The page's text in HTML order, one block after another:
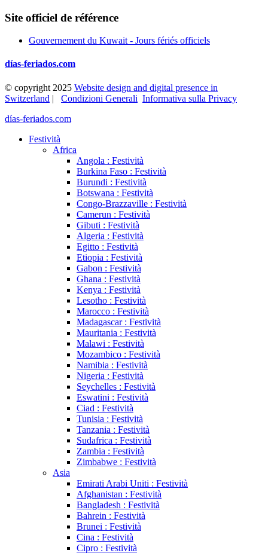
Site officiel de référence
Gouvernement du Kuwait - Jours fériés officiels
días-feriados.com
© copyright 2025 Website design and digital presence in
Switzerland | Condizioni Generali Informativa sulla Privacy
días-feriados.com
Festività
Africa
Angola : Festività
Burkina Faso : Festività
Burundi : Festività
Botswana : Festività
Congo-Brazzaville : Festività
Camerun : Festività
Gibuti : Festività
Algeria : Festività
Egitto : Festività
Etiopia : Festività
Gabon : Festività
Ghana : Festività
Kenya : Festività
Lesotho : Festività
Marocco : Festività
Madagascar : Festività
Mauritania : Festività
Malawi : Festività
Mozambico : Festività
Namibia : Festività
Nigeria : Festività
Seychelles : Festività
Eswatini : Festività
Ciad : Festività
Tunisia : Festività
Tanzania : Festività
Sudafrica : Festività
Zambia : Festività
Zimbabwe : Festività
Asia
Emirati Arabi Uniti : Festività
Afghanistan : Festività
Bangladesh : Festività
Bahrein : Festività
Brunei : Festività
Cina : Festività
Cipro : Festività